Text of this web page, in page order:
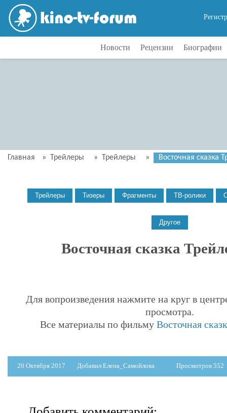
Новости Рецензии Биографии
Главная » Трейлеры » Трейлеры » Восточная сказка
Восточная сказка
Для вопроизведения нажмите на круг в
просмотра.
Все материалы по фильмуВосточная
20 Октября 2017 Добавил Елена_Самойлова Просмотров 552